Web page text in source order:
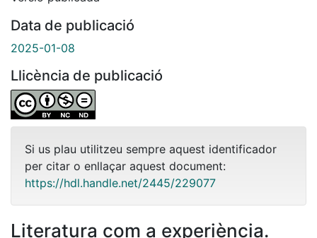
Data de publicació
2025-01-08
Llicència de publicació
Si us plau utilitzeu sempre aquest identificador
per citar o enllaçar aquest document:
https://hdl.handle.net/2445/229077
Literatura com a experiència.